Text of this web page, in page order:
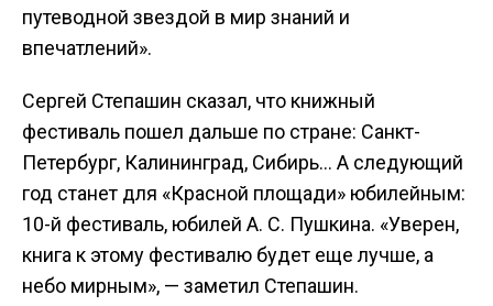
путеводной звездой в мир знаний и
впечатлений».
Сергей Степашин сказал, что книжный
фестиваль пошел дальше по стране: Санкт-
Петербург, Калининград, Сибирь… А следующий
год станет для «Красной площади» юбилейным:
10-й фестиваль, юбилей А. С. Пушкина. «Уверен,
книга к этому фестивалю будет еще лучше, а
небо мирным», — заметил Степашин.